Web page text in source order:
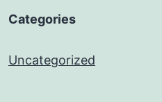
Categories
Uncategorized